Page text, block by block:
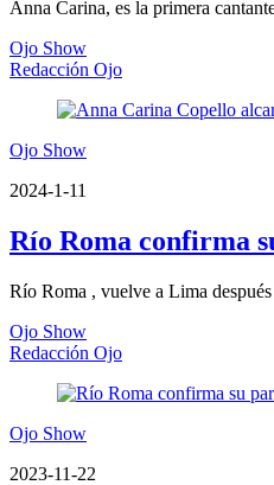
Anna Carina, es la primera
Ojo Show
Redacción Ojo
Ojo Show
2024-1-11
Río Roma confirma
Río Roma , vuelve a Lima
Ojo Show
Redacción Ojo
Ojo Show
2023-11-22